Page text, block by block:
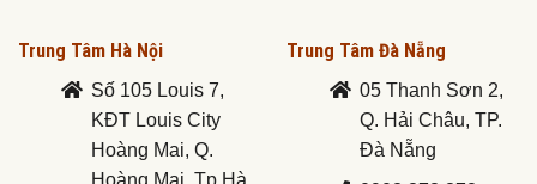
Trung Tâm Hà Nội
Số 105 Louis 7,
KĐT Louis City
Hoàng Mai, Q.
Hoàng Mai, Tp Hà
Trung Tâm Đà Nẵng
05 Thanh Sơn 2,
Q. Hải Châu, TP.
Đà Nẵng